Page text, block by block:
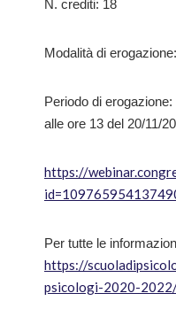
N. crediti: 18
Modalità di
Periodo di
alle ore 13 del 20/11/
https://
Per tutte le
https://
psicologi-2020-